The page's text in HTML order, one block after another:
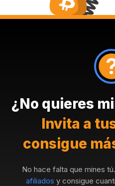
¿No quieres
Invita a
consigue
No hace falta que mines
afiliados y consigue